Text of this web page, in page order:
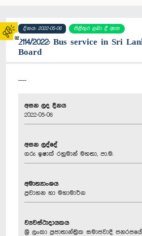
02
දිනය: 2022-05-06 පිළිතුර ලබා දී ඇත
2114/2022: Bus service in Sri
Board
----
අසන ලද දිනය
2022-05-06
අසන ලද්දේ
ගරු ඉෂාක් රහුමාන් මහතා, පා.ම.
අමාත්‍යාංශය
ප්‍රවාහන හා මහාමාර්ග
ව්‍යවස්ථාදායකය
ශ්‍රී ලංකා ප්‍රජාතාන්ත්‍රික සමාජවාදී